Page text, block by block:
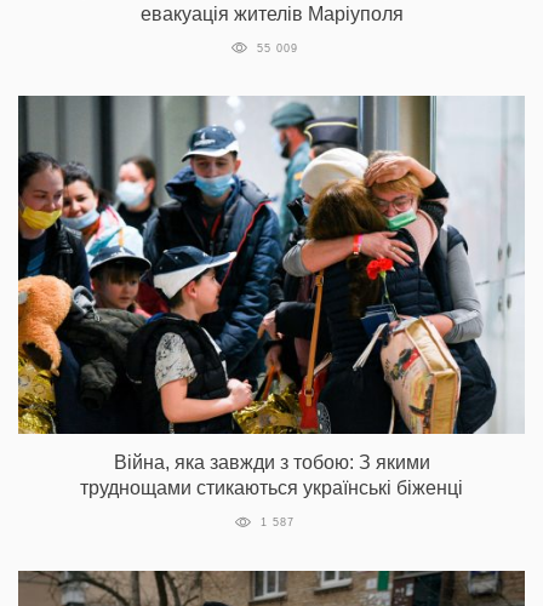
евакуація жителів Маріуполя
55 009
Війна, яка завжди з тобою: З якими
труднощами стикаються українські біженці
1 587